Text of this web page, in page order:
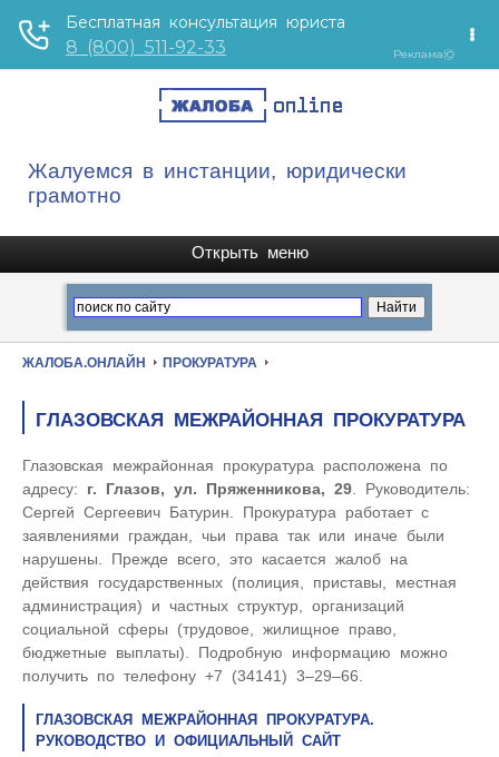
Жалуемся в инстанции, юридически
грамотно
ЖАЛОБА.ОНЛАЙН ПРОКУРАТУРА
ГЛАЗОВСКАЯ МЕЖРАЙОННАЯ ПРОКУРАТУРА
Глазовская межрайонная прокуратура расположена по
адресу: г. Глазов, ул. Пряженникова, 29 . Руководитель:
Сергей Сергеевич Батурин. Прокуратура работает с
заявлениями граждан, чьи права так или иначе были
нарушены. Прежде всего, это касается жалоб на
действия государственных (полиция, приставы, местная
администрация) и частных структур, организаций
социальной сферы (трудовое, жилищное право,
бюджетные выплаты). Подробную информацию можно
получить по телефону +7 (34141) 3–29–66.
ГЛАЗОВСКАЯ МЕЖРАЙОННАЯ ПРОКУРАТУРА.
РУКОВОДСТВО И ОФИЦИАЛЬНЫЙ САЙТ